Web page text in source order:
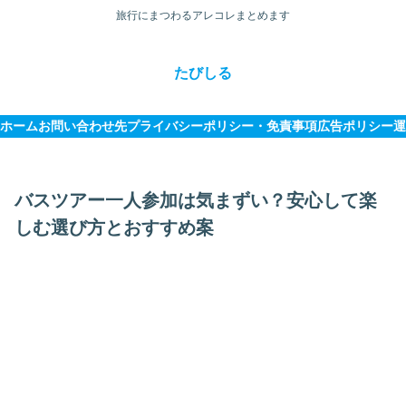
旅行にまつわるアレコレまとめます
たびしる
ホームお問い合わせ先プライバシーポリシー・免責事項広告ポリシー
バスツアー一人参加は気まずい？安心して楽
しむ選び方とおすすめ案